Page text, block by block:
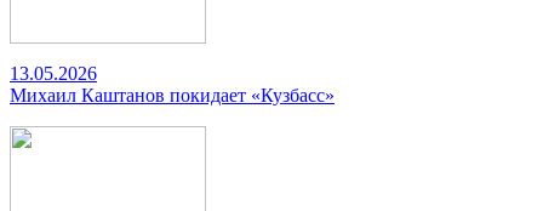
13.05.2026
Михаил Каштанов покидает «Кузбасс»